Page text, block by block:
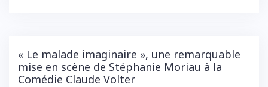
er
« Le malade imaginaire », une remarquable
mise en scène de Stéphanie Moriau à la
Comédie Claude Volter